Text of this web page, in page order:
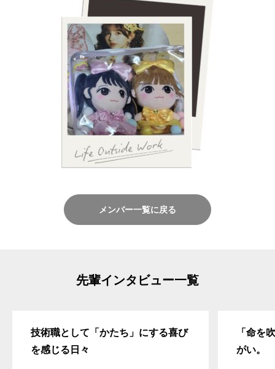
メンバー一覧に戻る
先輩インタビュー一覧
技術職として「かたち」にする喜び
を感じる日々
「命を
がい。